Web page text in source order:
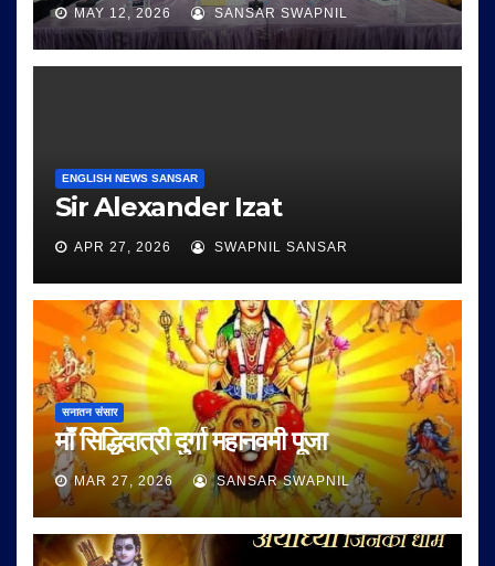
MAY 12, 2026 SANSAR SWAPNIL
ENGLISH NEWS SANSAR
Sir Alexander Izat
APR 27, 2026 SWAPNIL SANSAR
सनातन संसार
माँ सिद्धिदात्री दुर्गा महानवमी पूजा
MAR 27, 2026 SANSAR SWAPNIL